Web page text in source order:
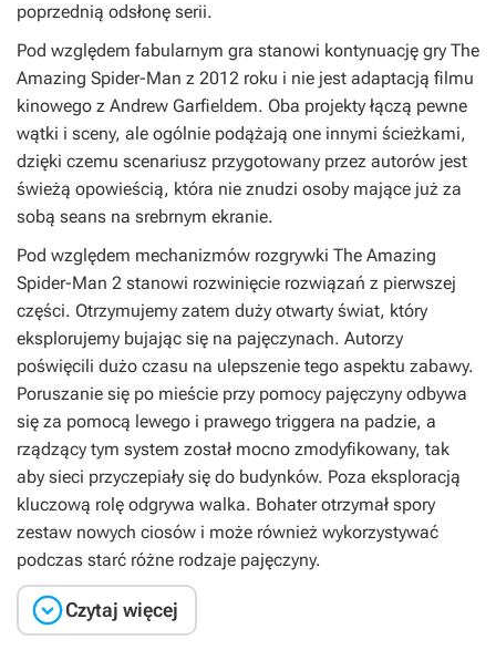
poprzednią odsłonę serii.
Pod względem fabularnym gra stanowi kontynuację gry The
Amazing Spider-Man z 2012 roku i nie jest adaptacją filmu
kinowego z Andrew Garfieldem. Oba projekty łączą pewne
wątki i sceny, ale ogólnie podążają one innymi ścieżkami,
dzięki czemu scenariusz przygotowany przez autorów jest
świeżą opowieścią, która nie znudzi osoby mające już za
sobą seans na srebrnym ekranie.
Pod względem mechanizmów rozgrywki The Amazing
Spider-Man 2 stanowi rozwinięcie rozwiązań z pierwszej
części. Otrzymujemy zatem duży otwarty świat, który
eksplorujemy bujając się na pajęczynach. Autorzy
poświęcili dużo czasu na ulepszenie tego aspektu zabawy.
Poruszanie się po mieście przy pomocy pajęczyny odbywa
się za pomocą lewego i prawego triggera na padzie, a
rządzący tym system został mocno zmodyfikowany, tak
aby sieci przyczepiały się do budynków. Poza eksploracją
kluczową rolę odgrywa walka. Bohater otrzymał spory
zestaw nowych ciosów i może również wykorzystywać
podczas starć różne rodzaje pajęczyny.
Czytaj więcej